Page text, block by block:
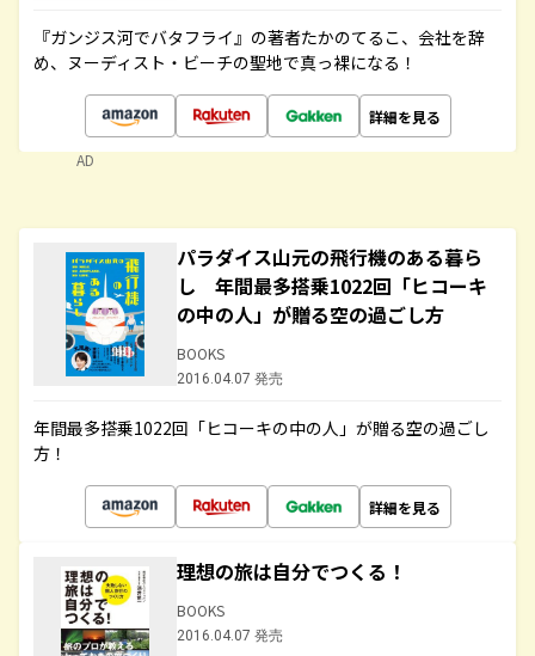
『ガンジス河でバタフライ』の著者たかのてるこ、会社を辞
め、ヌーディスト・ビーチの聖地で真っ裸になる！
詳細を見る
AD
パラダイス山元の飛行機のある暮ら
し 年間最多搭乗1022回「ヒコーキ
の中の人」が贈る空の過ごし方
BOOKS
2016.04.07 発売
年間最多搭乗1022回「ヒコーキの中の人」が贈る空の過ごし
方！
詳細を見る
理想の旅は自分でつくる！
BOOKS
2016.04.07 発売